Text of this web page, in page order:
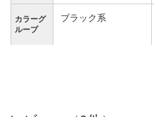
カラーグ
ループ
ブラック系